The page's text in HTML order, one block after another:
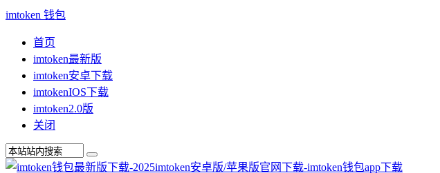
imtoken 钱包
首页
imtoken最新版
imtoken安卓下载
imtokenIOS下载
imtoken2.0版
关闭